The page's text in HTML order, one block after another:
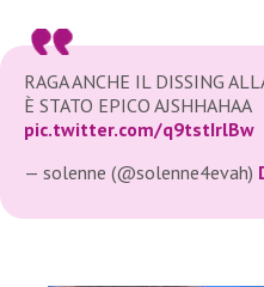
RAGA ANCHE IL DISSING
È STATO EPICO AJSHHAHAA
pic.twitter.com/q9tstIrlBw
— solenne (@solenne4evah)